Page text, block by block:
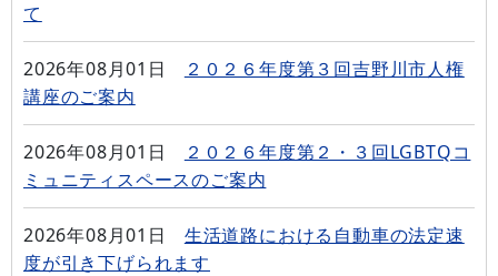
て
2026年08月01日
２０２６年度第３回吉野川市人権
講座のご案内
2026年08月01日
２０２６年度第２・３回LGBTQコ
ミュニティスペースのご案内
2026年08月01日
生活道路における自動車の法定速
度が引き下げられます